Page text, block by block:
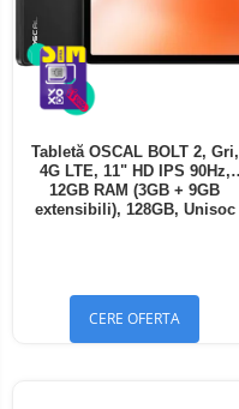
Tabletă OSCAL BOLT 2, Gri,
4G LTE, 11" HD IPS 90Hz,
12GB RAM (3GB + 9GB
extensibili), 128GB, Unisoc
CERE OFERTA